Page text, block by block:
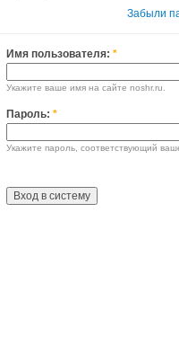
Забыли
Имя пользователя: *
Укажите ваше имя на сайте noshr.ru.
Пароль: *
Укажите пароль, соответствующий